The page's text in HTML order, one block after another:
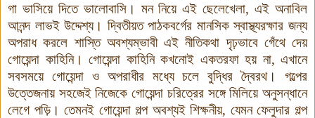
গা ভাসিয়ে দিতে ভালোবাসি। মন নিয়ে এই ছেলেখেলা, এই অনাবিল
আনন্দ লাভই উদ্দেশ্য। দ্বিতীয়ত পাঠকবর্গের মানসিক স্বাস্থ্যরক্ষার জন্য
অপরাধ করলে শাস্তি অবশ্যম্ভাবী এই নীতিকথা দৃঢ়ভাবে গেঁথে দেয়
গোয়েন্দা কাহিনি। গোয়েন্দা কাহিনি কখনোই একতরফা হয় না, এখানে
সবসময়ে গোয়েন্দা ও অপরাধীর মধ্যে চলে বুদ্ধির দ্বৈরথ। গল্পের
উত্তেজনায় সহজেই নিজেকে গোয়েন্দা চরিত্রের সঙ্গে মিলিয়ে অনুসন্ধানে
লেগে পড়ি।তেমনই গোয়েন্দা গল্প অবশ্যই শিক্ষনীয়, যেমন ফেলুদার গল্প